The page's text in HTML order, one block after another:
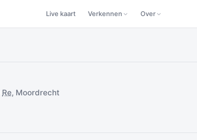
Live kaart Verkennen Over
Re, Moordrecht